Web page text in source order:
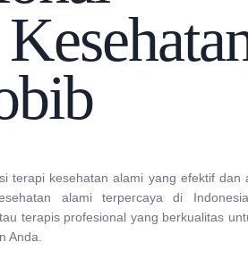
terapi kesehatan alami yang efektif dan
alami terpercaya di
terapis profesional yang berkualitas
Anda.